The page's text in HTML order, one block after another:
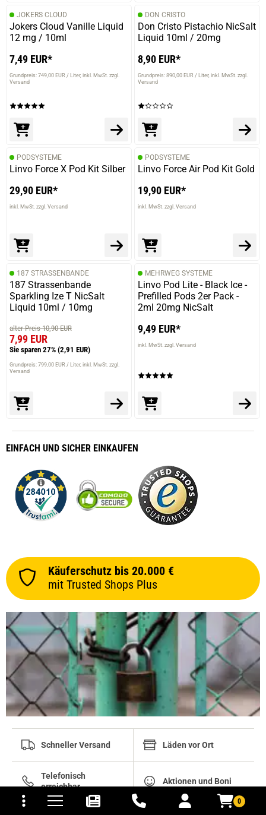
0
und Versandkosten
JOKERS CLOUD
Jokers Cloud Vanille Liquid
12 mg / 10ml
7,49 EUR*
Grundpreis: 749,00 EUR / Liter inkl. MwSt. zzgl.
Versand
DON CRISTO
Don Cristo Pistachio NicSalt
Liquid 10ml / 20mg
8,90 EUR*
Grundpreis: 890,00 EUR / Liter inkl. MwSt. zzgl.
Versand
PODSYSTEME
Linvo Force X Pod Kit Silber
29,90 EUR*
inkl. MwSt. zzgl. Versand
PODSYSTEME
Linvo Force Air Pod Kit Gold
19,90 EUR*
inkl. MwSt. zzgl. Versand
187 STRASSENBANDE
187 Strassenbande
Sparkling Ize T NicSalt
Liquid 10ml / 10mg
alter Preis 10,90 EUR
7,99 EUR
Sie sparen 27% (2,91 EUR)
Grundpreis: 799,00 EUR / Liter inkl. MwSt. zzgl.
Versand
MEHRWEG SYSTEME
Linvo Pod Lite - Black Ice -
Prefilled Pods 2er Pack -
2ml 20mg NicSalt
9,49 EUR*
inkl. MwSt. zzgl. Versand
EINFACH UND SICHER EINKAUFEN
Käuferschutz bis 20.000 €
mit Trusted Shops Plus
Schneller Versand Läden vor Ort
Telefonisch
erreichbar
Aktionen und Boni